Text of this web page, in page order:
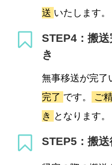
送 いたします。
STEP4：搬
き
無事移送が完了
完了 です。
ご
き となります。
STEP5：搬